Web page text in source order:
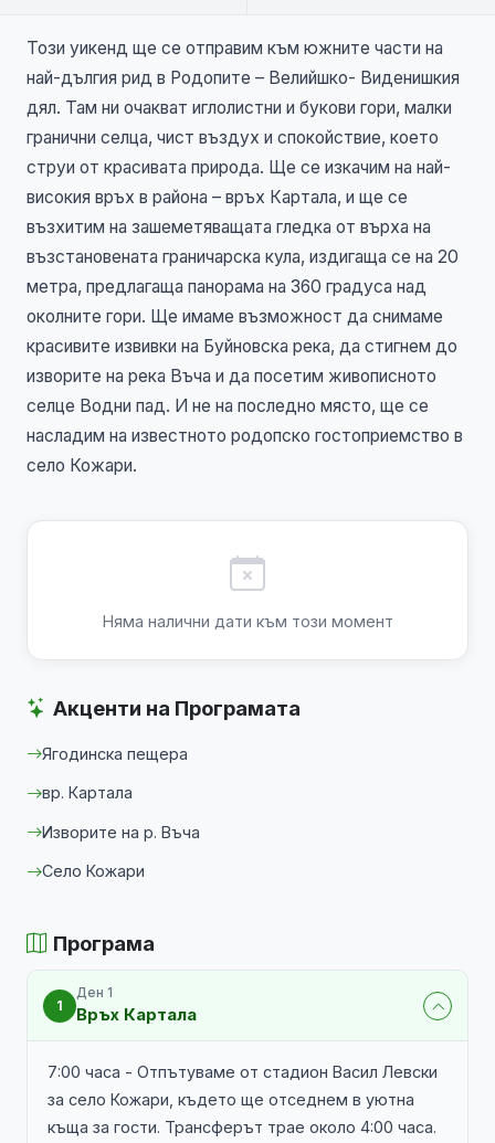
Този уикенд ще се отправим към южните части на
най-дългия рид в Родопите – Велийшко- Виденишкия
дял. Там ни очакват иглолистни и букови гори, малки
гранични селца, чист въздух и спокойствие, което
струи от красивата природа. Ще се изкачим на най-
високия връх в района – връх Картала, и ще се
възхитим на зашеметяващата гледка от върха на
възстановената граничарска кула, издигаща се на 20
метра, предлагаща панорама на 360 градуса над
околните гори. Ще имаме възможност да снимаме
красивите извивки на Буйновска река, да стигнем до
изворите на река Въча и да посетим живописното
селце Водни пад. И не на последно място, ще се
насладим на известното родопско гостоприемство в
село Кожари.
Няма налични дати към този момент
Акценти на Програмата
Ягодинска пещера
вр. Картала
Изворите на р. Въча
Село Кожари
Програма
1
Ден 1
Връх Картала
7:00 часа - Отпътуваме от стадион Васил Левски
за село Кожари, където ще отседнем в уютна
къща за гости. Трансферът трае около 4:00 часа.